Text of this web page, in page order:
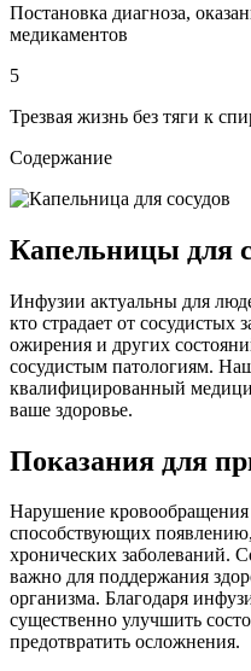
Постановка диагноза,
медикаментов
5
Трезвая жизнь без тяги к
Содержание
Капельницы для
Инфузии актуальны для
кто страдает от сосудистых
ожирения и других
сосудистым патологиям.
квалифицированный
ваше здоровье.
Показания для
Нарушение
способствующих
хронических заболеваний.
важно для поддержания
организма. Благодаря
существенно улучшить
предотвратить осложнения.